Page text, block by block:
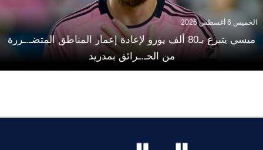
ميسي يتبرع بـ80 ألف يورو لإعادة إعمار المناطق المتضـ.ـررة
من الحـ.ـرائق بمدريد
الخميس 6 أغسطس 2026